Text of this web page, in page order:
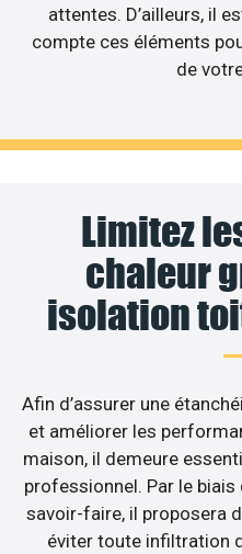
attentes. D’ailleurs, il
compte ces éléments
de
Limitez
chaleur
isolation
Afin d’assurer une
et améliorer les
maison, il demeure
professionnel. Par le
savoir-faire, il proposera
éviter toute infiltration